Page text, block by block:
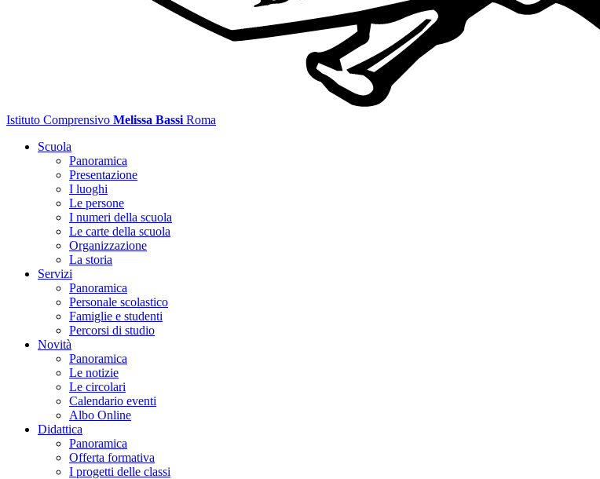
Istituto Comprensivo Melissa Bassi Roma
Scuola
Panoramica
Presentazione
I luoghi
Le persone
I numeri della scuola
Le carte della scuola
Organizzazione
La storia
Servizi
Panoramica
Personale scolastico
Famiglie e studenti
Percorsi di studio
Novità
Panoramica
Le notizie
Le circolari
Calendario eventi
Albo Online
Didattica
Panoramica
Offerta formativa
I progetti delle classi